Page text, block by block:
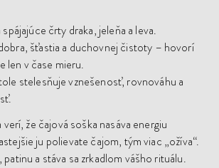
črty draka, jeleňa a leva.
šťastia a duchovnej čistoty – hovorí
len v čase mieru.
stelesňuje vznešenosť, rovnováhu a
že čajová soška nasáva energiu
ju polievate čajom, tým viac „ožíva“.
patinu a stáva sa zrkadlom vášho rituálu.